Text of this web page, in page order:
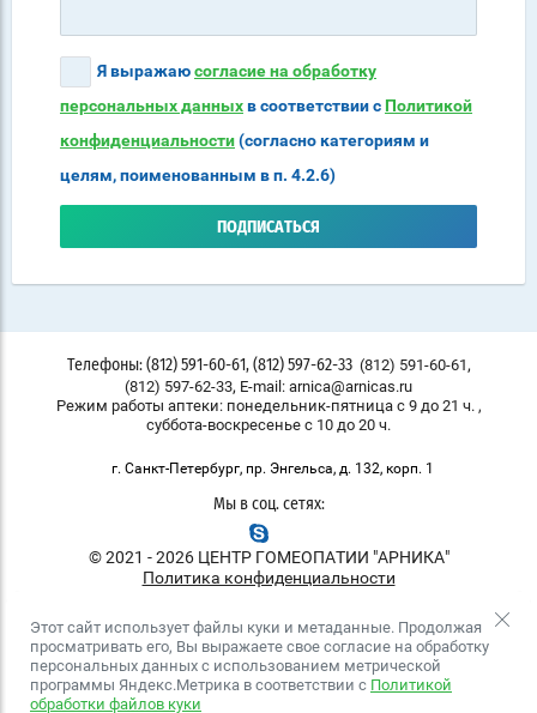
Я выражаюсогласие на обработку
персональных данныхв соответствии с Политикой
конфиденциальности(согласно категориям и
целям, поименованным в п. 4.2.6)
ПОДПИСАТЬСЯ
Телефоны: (812) 591-60-61, (812) 597-62-33 (812) 591-60-61,
(812) 597-62-33, E-mail: arnica@arnicas.ru
Режим работы аптеки: понедельник-пятница с 9 до 21 ч. ,
суббота-воскресенье с 10 до 20 ч.
г. Санкт-Петербург, пр. Энгельса, д. 132, корп. 1
Мы в соц. сетях:
© 2021 - 2026 ЦЕНТР ГОМЕОПАТИИ "АРНИКА"
Политика конфиденциальности
Этот сайт использует файлы куки и метаданные. Продолжая
просматривать его, Вы выражаете свое согласие на обработку
персональных данных с использованием метрической
программы Яндекс.Метрика в соответствии с Политикой
обработки файлов куки